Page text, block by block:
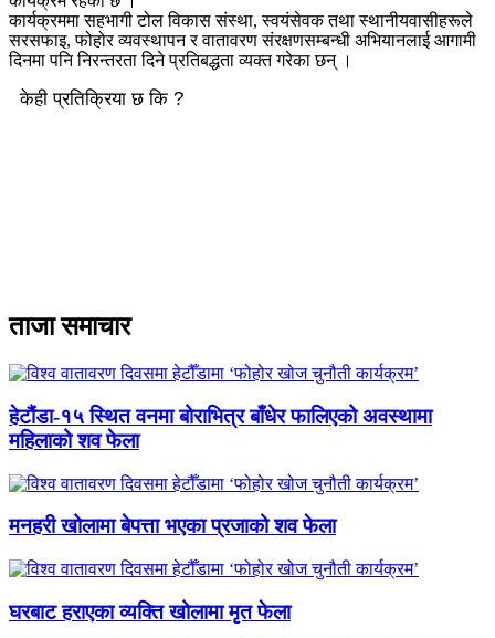
कार्यक्रममा सहभागी टोल विकास संस्था, स्वयंसेवक तथा स्थानीयवासीहरूले
सरसफाइ, फोहोर व्यवस्थापन र वातावरण संरक्षणसम्बन्धी अभियानलाई आगामी
दिनमा पनि निरन्तरता दिने प्रतिबद्धता व्यक्त गरेका छन् ।
केही प्रतिक्रिया छ कि ?
ताजा समाचार
हेटौंडा-१५ स्थित वनमा बोराभित्र बाँधेर फालिएको अवस्थामा
महिलाको शव फेला
मनहरी खोलामा बेपत्ता भएका प्रजाको शव फेला
घरबाट हराएका व्यक्ति खोलामा मृत फेला